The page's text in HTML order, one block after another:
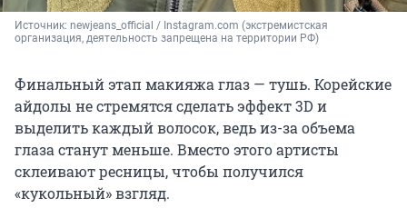
Источник: newjeans_official / Instagram.com (экстремистская
организация, деятельность запрещена на территории РФ)
Финальный этап макияжа глаз — тушь. Корейские
айдолы не стремятся сделать эффект 3D и
выделить каждый волосок, ведь из-за объема
глаза станут меньше. Вместо этого артисты
склеивают ресницы, чтобы получился
«кукольный» взгляд.